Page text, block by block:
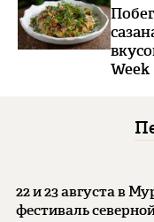
Week
22 и 23 августа в
фестиваль